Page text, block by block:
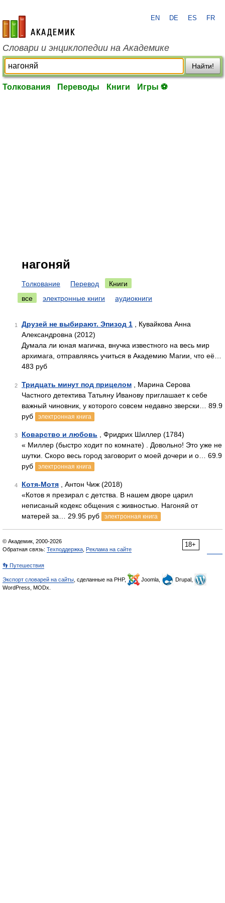
academic.ru
EN DE ES FR
Словари и энциклопедии на Академике
Найти!
Толкования Переводы Книги Игры ⚽
нагоняй
Толкование Перевод
Книги
все
электронные книги аудиокниги
1 Друзей не выбирают. Эпизод 1 , Кувайкова Анна
Александровна (2012)
Думала ли юная магичка, внучка известного на весь мир
архимага, отправляясь учиться в Академию Магии, что её…
483 руб
2 Тридцать минут под прицелом , Марина Серова
Частного детектива Татьяну Иванову приглашает к себе
важный чиновник, у которого совсем недавно зверски… 89.9
руб
электронная книга
3 Коварство и любовь , Фридрих Шиллер (1784)
« Миллер (быстро ходит по комнате) . Довольно! Это уже не
шутки. Скоро весь город заговорит о моей дочери и о… 69.9
руб
электронная книга
4 Котя-Мотя , Антон Чиж (2018)
«Котов я презирал с детства. В нашем дворе царил
неписаный кодекс общения с живностью. Нагоняй от
матерей за… 29.95 руб
электронная книга
18+
© Академик, 2000-2026
Обратная связь: Техподдержка Реклама на сайте
👣 Путешествия
Экспорт словарей на сайты , сделанные на PHP, Joomla,
Drupal,
WordPress, MODx.